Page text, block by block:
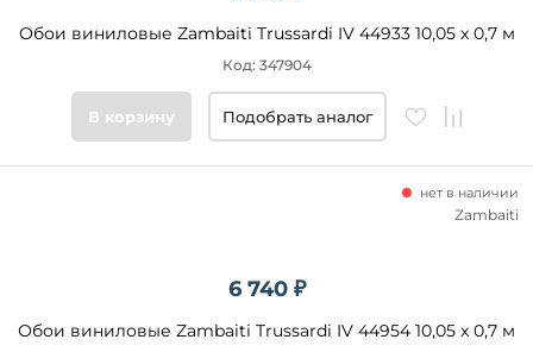
Обои виниловые Zambaiti Trussardi IV 44933 10,05 x 0,7 м
Код: 347904
В корзину Подобрать аналог
6 740 ₽
Обои виниловые Zambaiti Trussardi IV 44954 10,05 x 0,7 м
нет в наличии
Zambaiti